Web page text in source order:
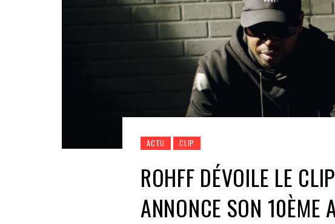
ACTU CLIP
ROHFF DÉVOILE LE
ANNONCE SON 10ÈME